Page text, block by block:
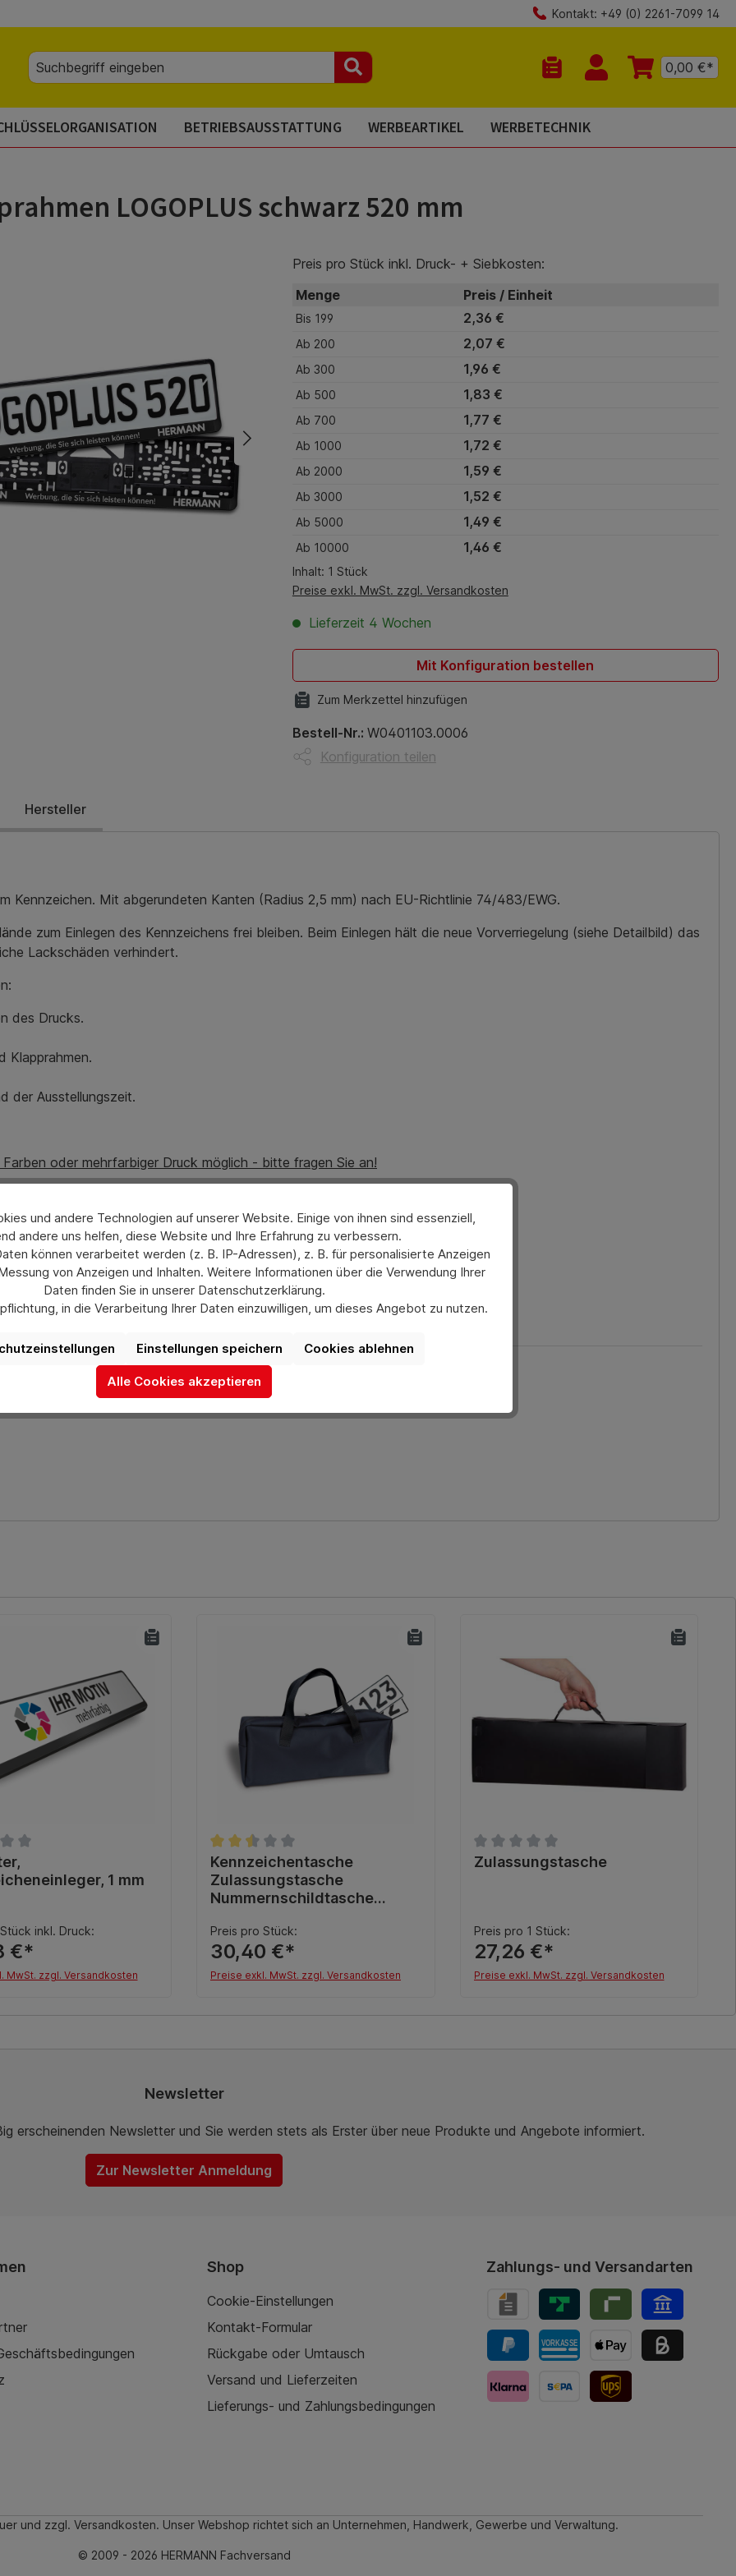
Kontakt: +49 (0) 2261-7099 14
Du hast 0 Produkte auf dem
0,00 €*
BETRIEBSAUSSTATTUNG WERBEARTIKEL WERBETECHNIK
LOGOPLUS schwarz 520 mm
Preis pro Stück inkl. Druck- + Siebkosten:
Menge
Preis / Einheit
Bis 199 2,36 €
Ab 200 2,07 €
Ab 300 1,96 €
Ab 500 1,83 €
Ab 700 1,77 €
Ab 1000 1,72 €
Ab 2000 1,59 €
Ab 3000 1,52 €
Ab 5000 1,49 €
Ab 10000 1,46 €
Inhalt: 1 Stück
Preise exkl. MwSt. zzgl. Versandkosten
Lieferzeit 4 Wochen
Mit Konfiguration bestellen
Zum Merkzettel hinzufügen
Bestell-Nr.: W0401103.0006
Konfiguration teilen
Hersteller
Kennzeichen. Mit abgerundeten Kanten (Radius 2,5 mm) nach EU-Richtlinie 74/483/EWG.
zum Einlegen des Kennzeichens frei bleiben. Beim Einlegen hält die neue Vorverriegelung (siehe Detailbild) das
Lackschäden verhindert.
des Drucks.
Klapprahmen.
der Ausstellungszeit.
oder mehrfarbiger Druck möglich - bitte fragen Sie an!
bei uns über das Kontaktformular oder unter info@hermann-direkt.de.
Bewertung von 0 von 5 Sternen
1 mm
inkl. Druck:
€*
MwSt. zzgl. Versandkosten
Details
Durchschnittliche Bewertung von 2.5 von 5 Sternen
Kennzeichentasche
Zulassungstasche
Nummernschildtasche
Preis pro Stück:
30,40 €*
Preise exkl. MwSt. zzgl. Versandkosten
In den Warenkorb
Durchschnittliche Bewertung von 0 von 5
Zulassungstasche
Preis pro 1 Stück:
27,26 €*
Preise exkl. MwSt. zzgl. Versandkosten
In den Warenkorb
Newsletter
erscheinenden Newsletter und Sie werden stets als Erster über neue Produkte und Angebote informiert.
Zur Newsletter Anmeldung
Shop
Cookie-Einstellungen
Kontakt-Formular
Rückgabe oder Umtausch
Versand und Lieferzeiten
Lieferungs- und Zahlungsbedingungen
Zahlungs- und Versandarten
und zzgl. Versandkosten. Unser Webshop richtet sich an Unternehmen, Handwerk, Gewerbe und Verwaltung.
© 2009 - 2026 HERMANN Fachversand
und andere Technologien auf unserer Website. Einige von ihnen sind essenziell,
andere uns helfen, diese Website und Ihre Erfahrung zu verbessern.
können verarbeitet werden (z. B. IP-Adressen), z. B. für personalisierte Anzeigen
von Anzeigen und Inhalten. Weitere Informationen über die Verwendung Ihrer
Daten finden Sie in unserer Datenschutzerklärung.
in die Verarbeitung Ihrer Daten einzuwilligen, um dieses Angebot zu nutzen.
individueller Einstellungen möglicherweise nicht alle Funktionen der Website
verfügbar sind.
Mehr Informationen
Cookies ablehnen
Einstellungen speichern
Alle Cookies akzeptieren